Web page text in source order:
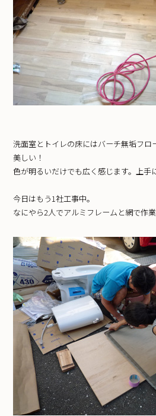
洗面室とトイレの床にはバーチ無垢フロ
美しい！
色が明るいだけでも広く感じます。上手
今日はもう1社工事中。
なにやら2人でアルミフレームと網で作業